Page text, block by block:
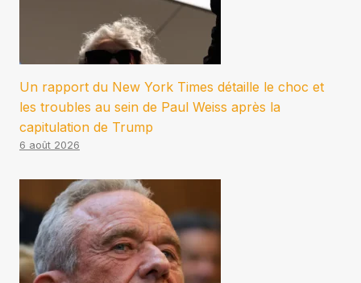
Un rapport du New York Times détaille le choc et
les troubles au sein de Paul Weiss après la
capitulation de Trump
6 août 2026